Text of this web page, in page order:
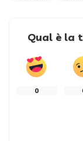
Qual è la
0